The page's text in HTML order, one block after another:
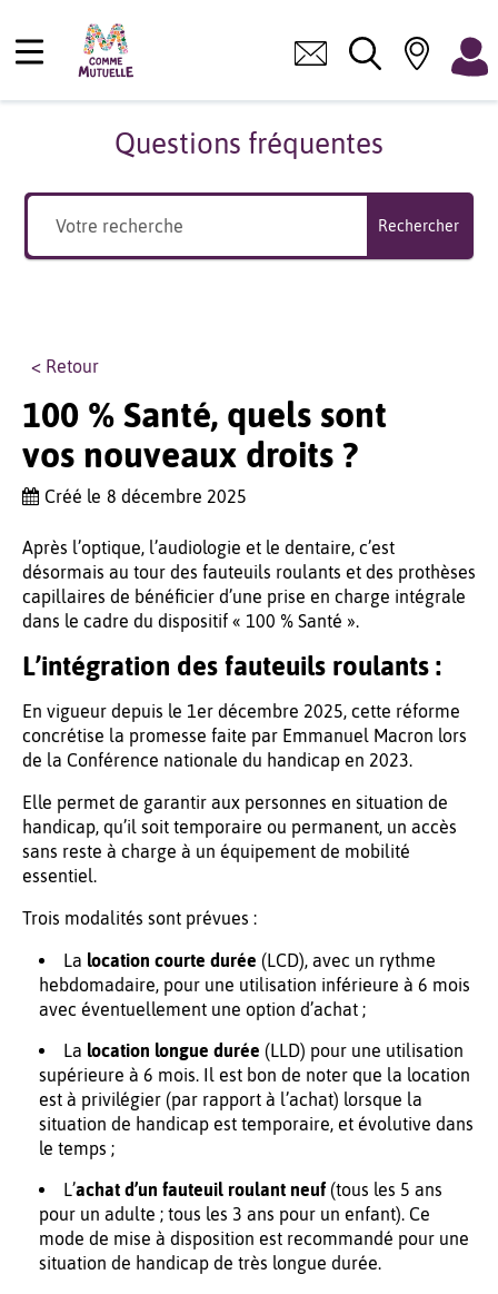
Questions fréquentes
Rechercher
< Retour
100 % Santé, quels sont
vos nouveaux droits ?
Créé le 8 décembre 2025
Après l’optique, l’audiologie et le dentaire, c’est
désormais au tour des fauteuils roulants et des prothèses
capillaires de bénéficier d’une prise en charge intégrale
dans le cadre du dispositif « 100 % Santé ».
L’intégration des fauteuils roulants :
En vigueur depuis le 1er décembre 2025, cette réforme
concrétise la promesse faite par Emmanuel Macron lors
de la Conférence nationale du handicap en 2023.
Elle permet de garantir aux personnes en situation de
handicap, qu’il soit temporaire ou permanent, un accès
sans reste à charge à un équipement de mobilité
essentiel.
Trois modalités sont prévues :
La location courte durée (LCD), avec un rythme
hebdomadaire, pour une utilisation inférieure à 6 mois
avec éventuellement une option d’achat ;
La location longue durée (LLD) pour une utilisation
supérieure à 6 mois. Il est bon de noter que la location
est à privilégier (par rapport à l’achat) lorsque la
situation de handicap est temporaire, et évolutive dans
le temps ;
L’achat d’un fauteuil roulant neuf (tous les 5 ans
pour un adulte ; tous les 3 ans pour un enfant). Ce
mode de mise à disposition est recommandé pour une
situation de handicap de très longue durée.